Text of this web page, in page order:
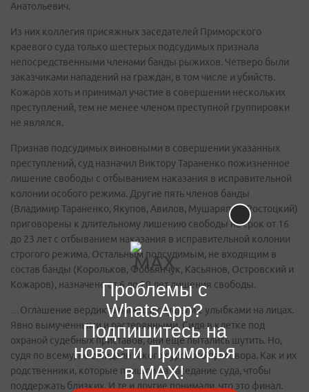
Анатольевич.
Из них коллегия присяжных заседателей Приморского
краевого суда только шестерых подсудимых признала
непосредственными членами банды рыжихов. Четверо были
заказчиками нападений на граждан, в том числе и убийств.
Кожаров хоть и принимал участие в совершении нескольких
преступлений, тем не менее членом преступной группировки
не являлся.
Признав подсудимых виновными в совершении указанных
преступлений, суд назначил Виктору Тараненко пожизненное
лишение свободы с отбыванием наказания в исправительной
колонии особого режима. Другие пять членов банды
(Владимир Тараненко, Якупов, Авилов, Мушаряпов, Ростоцкий)
приговорены к длительному лишению свободы на срок от 16
до 23 лет с отбыванием наказания в исправительной колонии
строгого режима. Остальным подсудимым, не входящим в
состав банды (Корольков, Фобьянчук, Касьянов, Островский и
Кожаров), назначено от 6 до 20 лет лишения свободы.
…Оглашение вердикта рыжихи слушали с улыбками на лицах.
Явно вымученными и растерянными. Сидя в клетке под
охраной судебных приставов, они еще пытались шутить. Но,
судя по всему, не ожидали такого сурового приговора. Как и их
родственники, которые пришли на заседание суда, чтобы
поддержать близких. И те и другие понимали, что это финал.
Проблемы с
WhatsApp?
Подпишитесь на
новости Приморья
в MAX!